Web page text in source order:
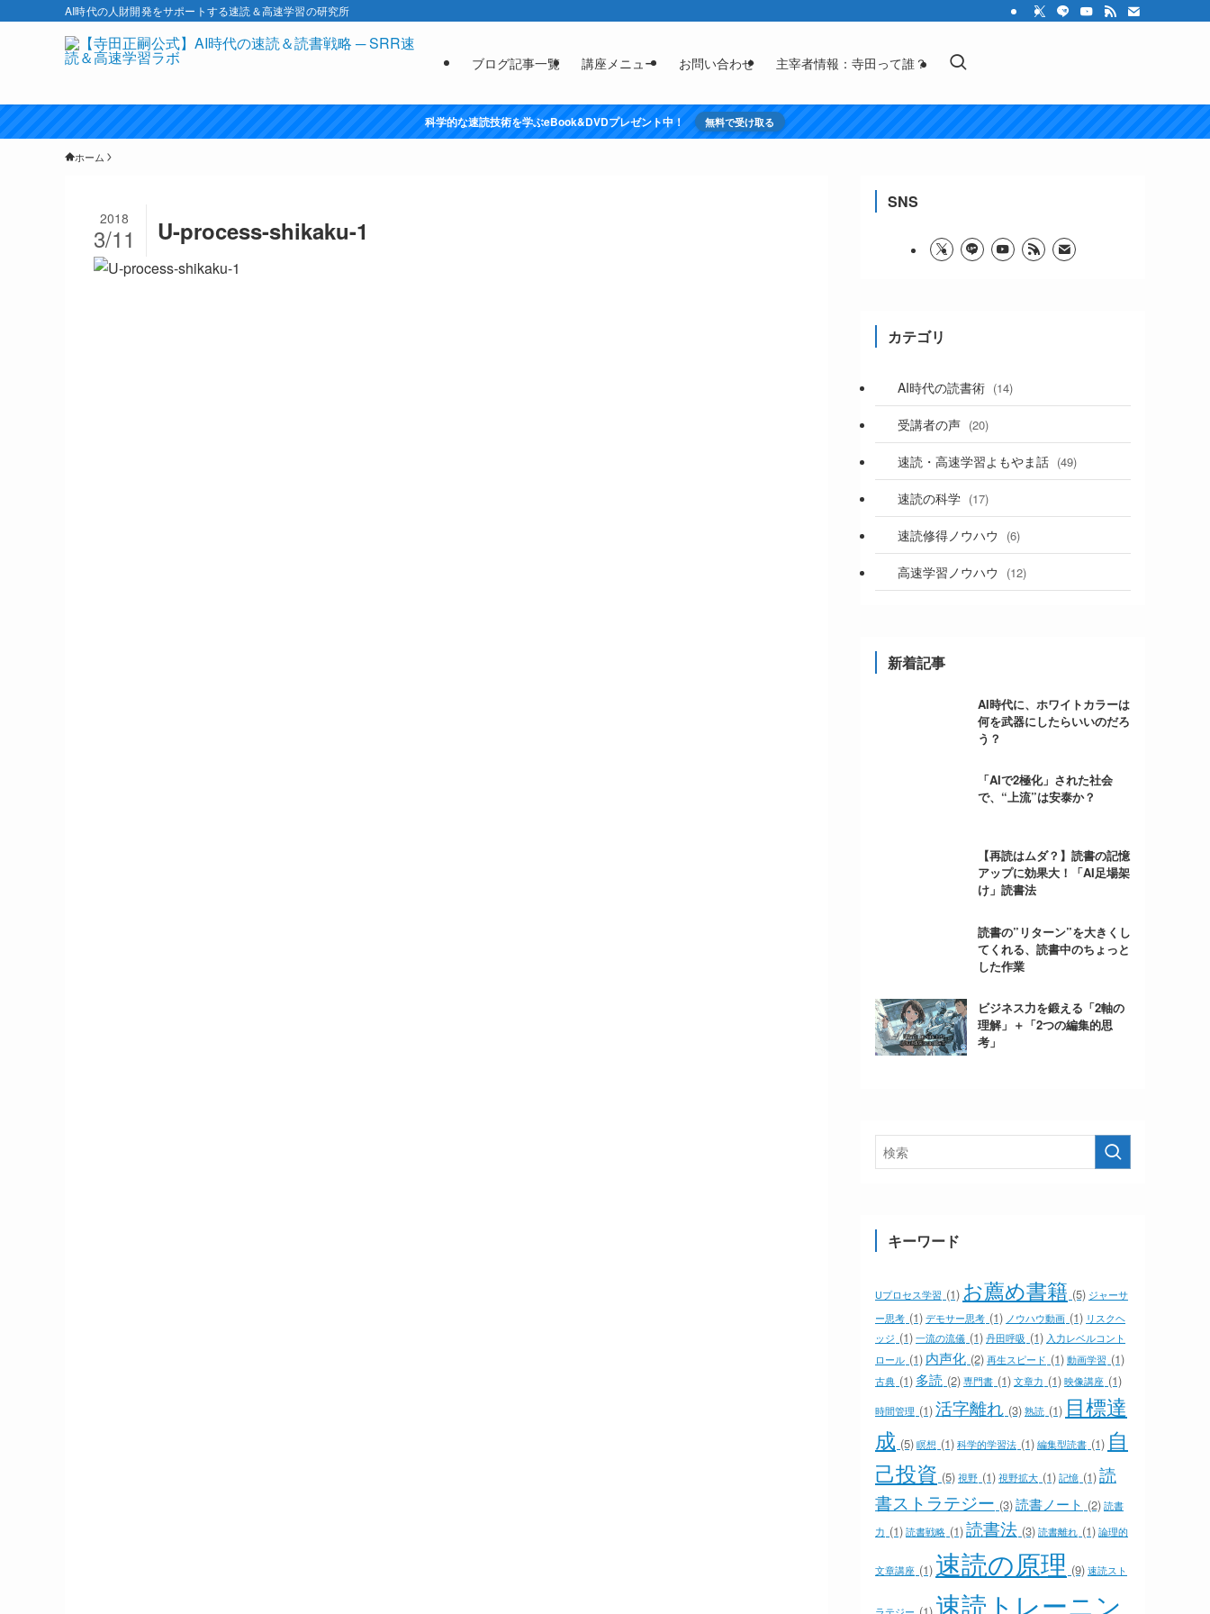
AI時代の人財開発をサポートする速読＆高速学習の研究所
ブログ記事一覧 講座メニュー お問い合わせ 主宰者情報：寺田って誰？
科学的な速読技術を学ぶeBook&DVDプレゼント中！ 無料で受け取る
ホーム
U-process-shikaku-1
2018
3/11
SNS
カテゴリ
AI時代の読書術 (14)
受講者の声 (20)
速読・高速学習よもやま話 (49)
速読の科学 (17)
速読修得ノウハウ (6)
高速学習ノウハウ (12)
新着記事
AI時代に、ホワイトカラーは
何を武器にしたらいいのだろ
う？
「AIで2極化」された社会
で、“上流”は安泰か？
【再読はムダ？】読書の記憶
アップに効果大！「AI足場架
け」読書法
読書の”リターン”を大きくし
てくれる、読書中のちょっと
した作業
ビジネス力を鍛える「2軸の
理解」＋「2つの編集的思
考」
キーワード
Uプロセス学習 (1) お薦め書籍 (5) ジャーサ
ー思考 (1) デモサー思考 (1) ノウハウ動画 (1) リスクヘ
ッジ (1) 一流の流儀 (1) 丹田呼吸 (1) 入力レベルコント
ロール (1) 内声化 (2) 再生スピード (1) 動画学習 (1)
古典 (1) 多読 (2) 専門書 (1) 文章力 (1) 映像講座 (1)
時間管理 (1)活字離れ (3) 熟読 (1) 目標達
成 (5) 瞑想 (1) 科学的学習法 (1) 編集型読書 (1) 自
己投資 (5) 視野 (1) 視野拡大 (1) 記憶 (1)読
書ストラテジー (3)読書ノート (2) 読書
力 (1) 読書戦略 (1)読書法 (3) 読書離れ (1) 論理的
文章講座 (1) 速読の原理 (9) 速読スト
速読トレーニン